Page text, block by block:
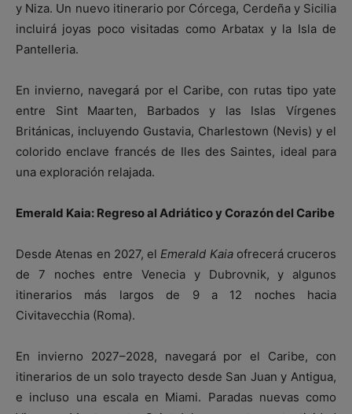
y Niza. Un nuevo itinerario por Córcega, Cerdeña y Sicilia
incluirá joyas poco visitadas como Arbatax y la Isla de
Pantelleria.
En invierno, navegará por el Caribe, con rutas tipo yate
entre Sint Maarten, Barbados y las Islas Vírgenes
Británicas, incluyendo Gustavia, Charlestown (Nevis) y el
colorido enclave francés de Iles des Saintes, ideal para
una exploración relajada.
Emerald Kaia: Regreso al Adriático y Corazón del Caribe
Desde Atenas en 2027, elEmerald Kaiaofrecerá cruceros
de 7 noches entre Venecia y Dubrovnik, y algunos
itinerarios más largos de 9 a 12 noches hacia
Civitavecchia (Roma).
En invierno 2027–2028, navegará por el Caribe, con
itinerarios de un solo trayecto desde San Juan y Antigua,
e incluso una escala en Miami. Paradas nuevas como